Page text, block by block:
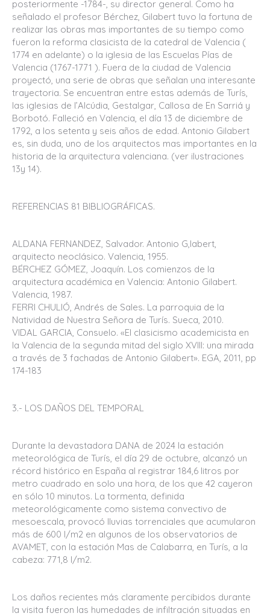
posteriormente -1784-, su director general. Como ha
señalado el profesor Bérchez, Gilabert tuvo la fortuna de
realizar las obras mas importantes de su tiempo como
fueron la reforma clasicista de la catedral de Valencia (
1774 en adelante) o la iglesia de las Escuelas Pías de
Valencia (1767-1771 ). Fuera de la ciudad de Valencia
proyectó, una serie de obras que señalan una interesante
trayectoria. Se encuentran entre estas además de Turís,
las iglesias de l’Alcúdia, Gestalgar, Callosa de En Sarriá y
Borbotó. Falleció en Valencia, el día 13 de diciembre de
1792, a los setenta y seis años de edad. Antonio Gilabert
es, sin duda, uno de los arquitectos mas importantes en la
historia de la arquitectura valenciana. (ver ilustraciones
13y 14).
REFERENCIAS 81 BIBLIOGRÁFICAS.
ALDANA FERNANDEZ, Salvador. Antonio G,labert,
arquitecto neoclásico. Valencia, 1955.
BÉRCHEZ GÓMEZ, Joaquín. Los comienzos de la
arquitectura académica en Valencia: Antonio Gilabert.
Valencia, 1987.
FERRI CHULIÓ, Andrés de Sales. La parroquia de la
Natividad de Nuestra Señora de Turís. Sueca, 2010.
VIDAL GARCIA, Consuelo. «El clasicismo academicista en
la Valencia de la segunda mitad del siglo XVIII: una mirada
a través de 3 fachadas de Antonio Gilabert». EGA, 2011, pp
174-183
3.- LOS DAÑOS DEL TEMPORAL
Durante la devastadora DANA de 2024 la estación
meteorológica de Turís, el día 29 de octubre, alcanzó un
récord histórico en España al registrar 184,6 litros por
metro cuadrado en solo una hora, de los que 42 cayeron
en sólo 10 minutos. La tormenta, definida
meteorológicamente como sistema convectivo de
mesoescala, provocó lluvias torrenciales que acumularon
más de 600 l/m2 en algunos de los observatorios de
AVAMET, con la estación Mas de Calabarra, en Turís, a la
cabeza: 771,8 l/m2.
Los daños recientes más claramente percibidos durante
la visita fueron las humedades de infiltración situadas en